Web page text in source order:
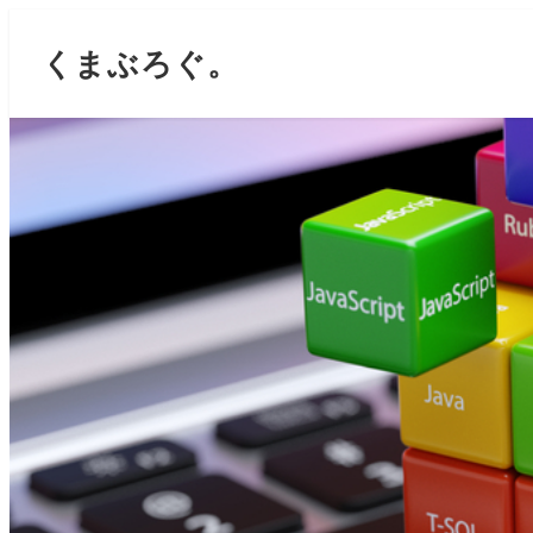
くまぶろぐ。